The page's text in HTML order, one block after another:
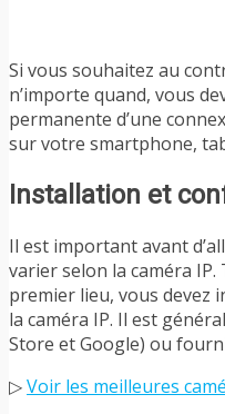
Si vous souhaitez au
n’importe quand, vous
permanente d’une
sur votre smartphone,
Installation et
Il est important avant
varier selon la caméra
premier lieu, vous
la caméra IP. Il est
Store et Google) ou
▷Voir les meilleures